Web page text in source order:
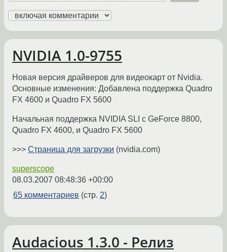
NVIDIA 1.0-9755
Новая версия драйверов для видеокарт от Nvidia.
Основные изменения: Добавлена поддержка Quadro
FX 4600 и Quadro FX 5600
Начальная поддержка NVIDIA SLI с GeForce 8800,
Quadro FX 4600, и Quadro FX 5600
>>> Страница для загрузки (nvidia.com)
superscope
08.03.2007 08:48:36 +00:00
65 комментариев (стр. 2)
Audacious 1.3.0 - Релиз